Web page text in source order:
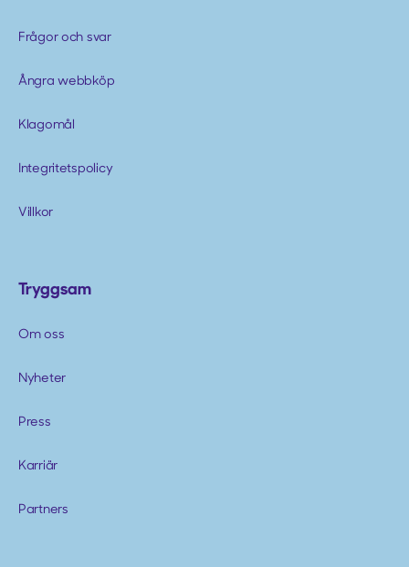
Frågor och svar
Ångra webbköp
Klagomål
Integritetspolicy
Villkor
Tryggsam
Om oss
Nyheter
Press
Karriär
Partners